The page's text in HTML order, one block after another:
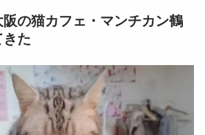
の猫カフェ・マンチカン鶴
た